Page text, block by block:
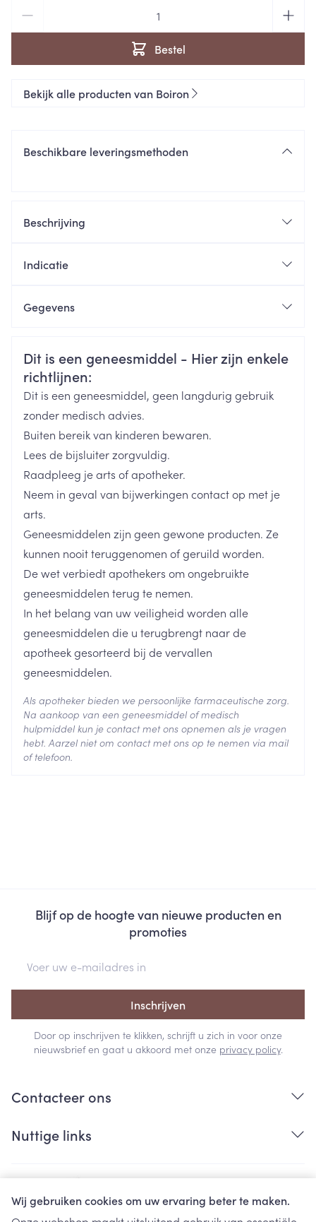
Wij gebruiken cookies om uw ervaring beter te maken.
Bestel
Bekijk alle producten van Boiron
Beschikbare leveringsmethoden
Beschrijving
Indicatie
allergische of ontstekingsoorsprong zoals netelroos,
brandwonden van de eerste graad,
insectenbeteken
Gegevens
Organisaties
Merken Boiron
Breedte 17 mm
Lengte 65 mm
Diepte 15 mm
Hoeveelheid
Verpakking
4
Behoud Kamertemperatuur (15°C - 25°C)
Veiligheidsinformatie
Dit is een geneesmiddel - Hier zijn enkele
richtlijnen:
Dit is een geneesmiddel, geen langdurig gebruik
zonder medisch advies.
Buiten bereik van kinderen bewaren.
Lees de bijsluiter zorgvuldig.
Raadpleeg je arts of apotheker.
Neem in geval van bijwerkingen contact op met je
arts.
Geneesmiddelen zijn geen gewone producten. Ze
kunnen nooit teruggenomen of geruild worden.
De wet verbiedt apothekers om ongebruikte
geneesmiddelen terug te nemen.
In het belang van uw veiligheid worden alle
geneesmiddelen die u terugbrengt naar de
apotheek gesorteerd bij de vervallen
geneesmiddelen.
Als apotheker bieden we persoonlijke farmaceutische zorg.
Na aankoop van een geneesmiddel of medisch
hulpmiddel kun je contact met ons opnemen als je vragen
hebt. Aarzel niet om contact met ons op te nemen via mail
of telefoon.
Blijf op de hoogte van nieuwe producten en
promoties
Inschrijven
Door op inschrijven te klikken, schrijft u zich in voor onze
nieuwsbrief en gaat u akkoord met onze privacy policy.
Contacteer ons
Nuttige links